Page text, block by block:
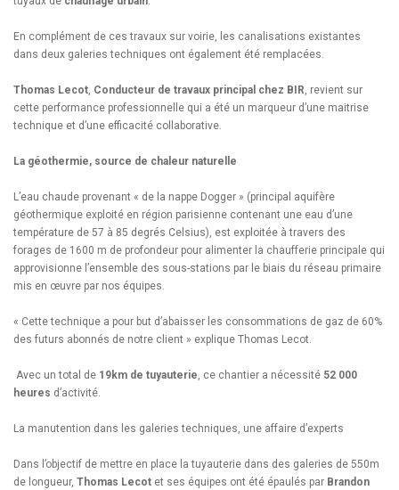
En complément de ces travaux sur voirie, les canalisations existantes
dans deux galeries techniques ont également été remplacées.
Thomas Lecot, Conducteur de travaux principal chez BIR, revient sur
cette performance professionnelle qui a été un marqueur d’une maitrise
technique et d’une efficacité collaborative.
La géothermie, source de chaleur naturelle
L’eau chaude provenant « de la nappe Dogger » (principal aquifère
géothermique exploité en région parisienne contenant une eau d’une
température de 57 à 85 degrés Celsius), est exploitée à travers des
forages de 1600 m de profondeur pour alimenter la chaufferie principale qui
approvisionne l’ensemble des sous-stations par le biais du réseau primaire
mis en œuvre par nos équipes.
« Cette technique a pour but d’abaisser les consommations de gaz de 60%
des futurs abonnés de notre client » explique Thomas Lecot.
Avec un total de 19km de tuyauterie, ce chantier a nécessité 52 000
heures d’activité.
La manutention dans les galeries techniques, une affaire d’experts
Dans l’objectif de mettre en place la tuyauterie dans des galeries de 550m
de longueur, Thomas Lecot et ses équipes ont été épaulés par Brandon